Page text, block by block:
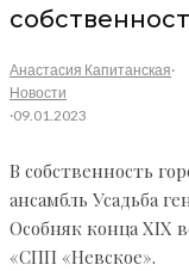
Анастасия Капитанская·
Новости
·09.01.2023
В собственность
ансамбль Усадьба
Особняк конца XIX
«СПП «Невское».